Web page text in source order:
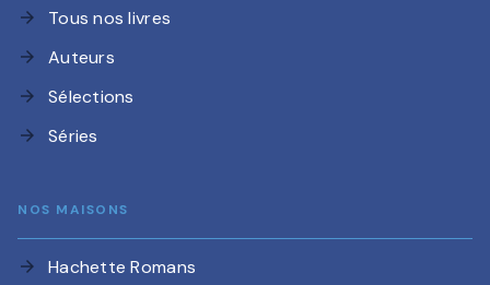
arrow_forward Tous nos livres
arrow_forward Auteurs
arrow_forward Sélections
arrow_forward Séries
NOS MAISONS
arrow_forward Hachette Romans